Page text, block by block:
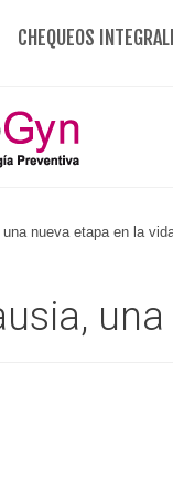
CHEQUEOS
una nueva etapa en la